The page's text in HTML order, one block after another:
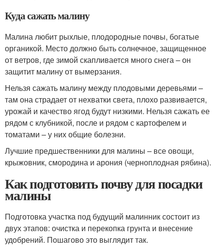
Куда сажать малину
Малина любит рыхлые, плодородные почвы, богатые
органикой. Место должно быть солнечное, защищенное
от ветров, где зимой скапливается много снега – он
защитит малину от вымерзания.
Нельзя сажать малину между плодовыми деревьями –
там она страдает от нехватки света, плохо развивается,
урожай и качество ягод будут низкими. Нельзя сажать ее
рядом с клубникой, после и рядом с картофелем и
томатами – у них общие болезни.
Лучшие предшественники для малины – все овощи,
крыжовник, смородина и арония (черноплодная рябина).
Как подготовить почву для посадки
малины
Подготовка участка под будущий малинник состоит из
двух этапов: очистка и перекопка грунта и внесение
удобрений. Пошагово это выглядит так.